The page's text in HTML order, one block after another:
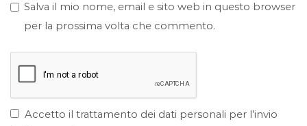
Salva il mio nome, email e sito web in questo browser
per la prossima volta che commento.
Accetto il trattamento dei dati personali per l’invio